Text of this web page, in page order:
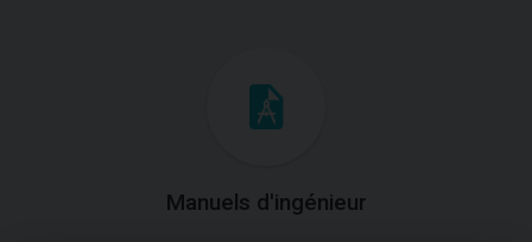
Manuels d'ingénieur